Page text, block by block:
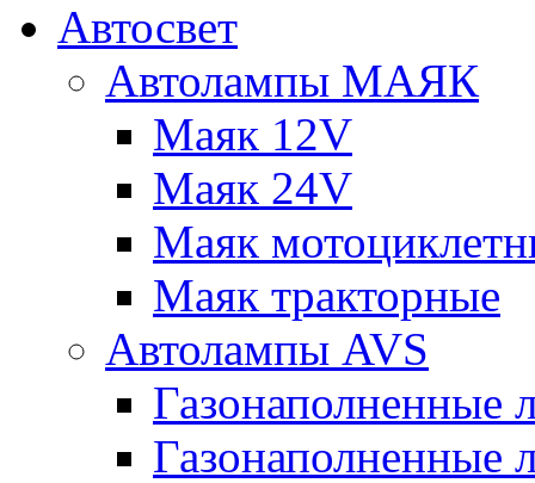
Автосвет
Автолампы МАЯК
Маяк 12V
Маяк 24V
Маяк
Маяк тракторные
Автолампы AVS
Газонаполненные
Газонаполненные